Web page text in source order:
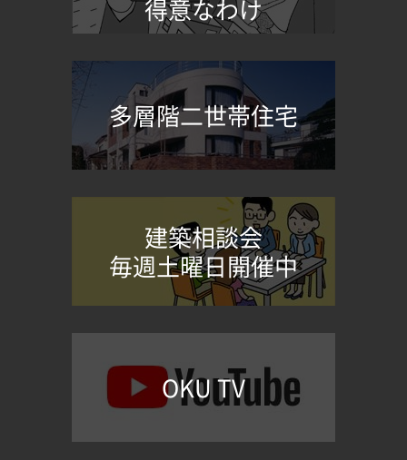
得意なわけ
多層階二世帯住宅
建築相談会
毎週土曜日開催中
OKU TV